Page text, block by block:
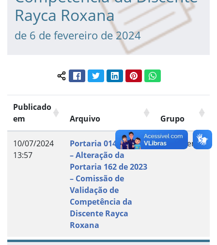
Rayca Roxana
de 6 de fevereiro de 2024
Compartilhar conteúdo:
FacebookTwitterLinkedInPinterestWhatsApp
Publicado
em
Arquivo Grupo
10/07/2024
13:57
Portaria 014 de 2024
– Alteração da
Portaria 162 de 2023
– Comissão de
Validação de
Competência da
Discente Rayca
Roxana
Documento